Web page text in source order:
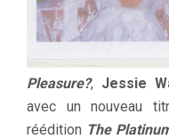
Pleasure?, Jessie
avec un nouveau
réédition The